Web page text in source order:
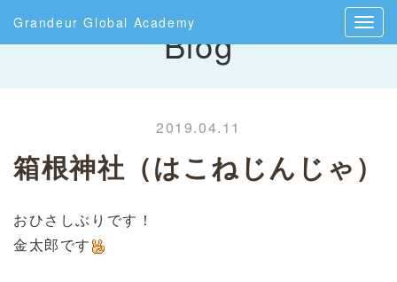
Grandeur Global AcademyBlog
2019.04.11
箱根神社（はこねじんじゃ）
おひさしぶりです！
金太郎です